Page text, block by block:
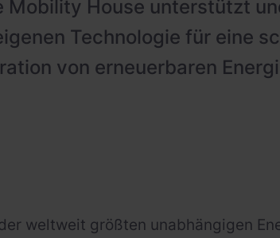
Mobility House unterstützt
Technologie für eine
von erneuerbaren
weltweit größten unabhängigen